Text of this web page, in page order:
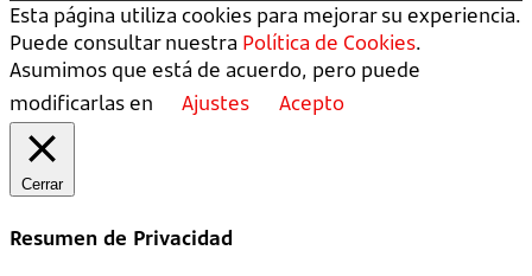
Esta página utiliza cookies para mejorar su experiencia.
Puede consultar nuestra Política de Cookies.
Asumimos que está de acuerdo, pero puede
modificarlas en
Ajustes Acepto
Cerrar
Resumen de Privacidad